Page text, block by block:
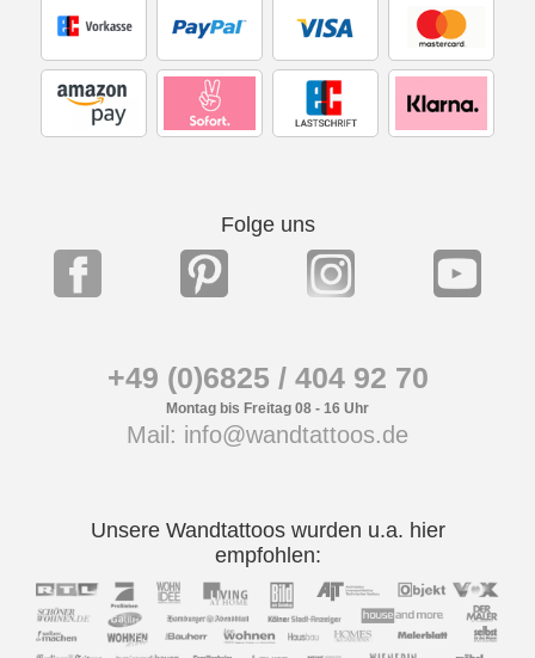
Folge uns
+49 (0)6825 / 404 92 70
Montag bis Freitag 08 - 16 Uhr
Mail: info@wandtattoos.de
Unsere Wandtattoos wurden u.a. hier
empfohlen: